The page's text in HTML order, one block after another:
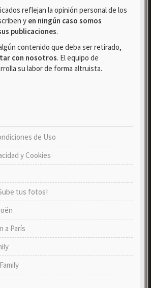
reflejan la opinión personal de los
y en ningún caso somos
publicaciones.
contenido que deba ser retirado,
con nosotros. El equipo de
su labor de forma altruista.
de Uso
y Cookies
tus fotos!
a París